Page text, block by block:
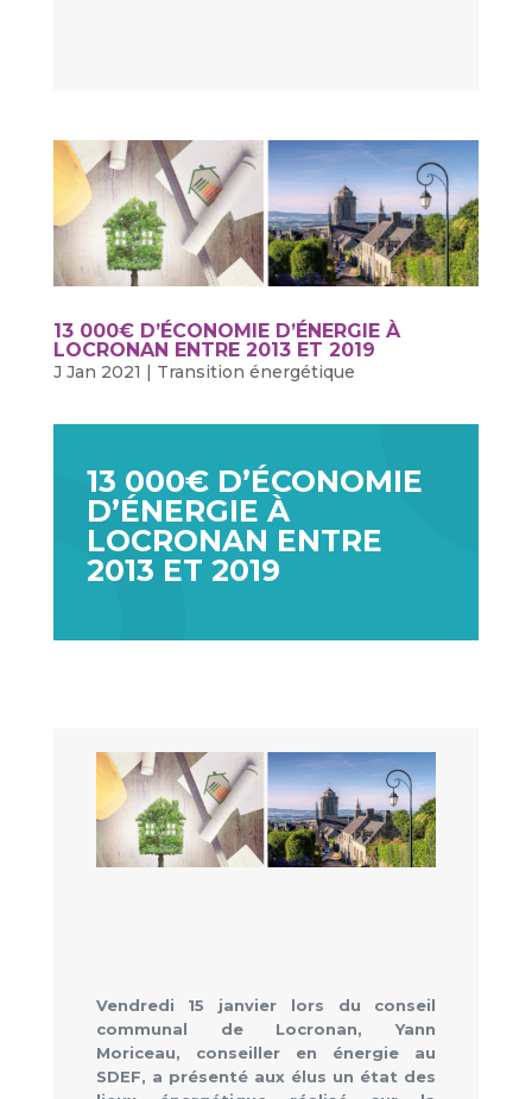
13 000€ D’ÉCONOMIE D’ÉNERGIE À
LOCRONAN ENTRE 2013 ET 2019
J Jan 2021 | Transition énergétique
13 000€ D’ÉCONOMIE
D’ÉNERGIE À
LOCRONAN ENTRE
2013 ET 2019
Vendredi 15 janvier lors du conseil
communal de Locronan, Yann
Moriceau, conseiller en énergie au
SDEF, a présenté aux élus un état des